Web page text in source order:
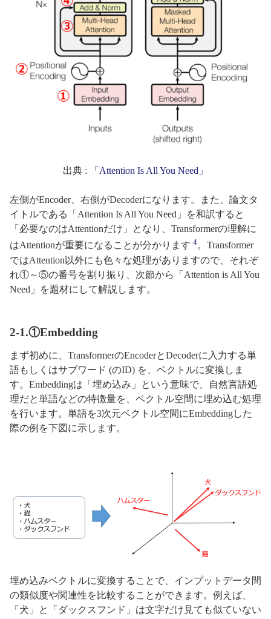
出典 : 「Attention Is All You Need」
左側がEncoder、右側がDecoderになります。また、論文タ
イトルである「Attention Is All You Need」を和訳すると
「必要なのはAttentionだけ」となり、Transformerの理解に
はAttentionが重要になることが分かります 4。Transformer
ではAttention以外にも色々な処理がありますので、それぞ
れ①～⑤の番号を割り振り、次節から「Attention is All You
Need」を題材にして解説します。
2-1.①Embedding
まず初めに、TransformerのEncoderとDecoderに入力する単
語もしくはサブワード (のID) を、ベクトルに変換しま
す。Embeddingは「埋め込み」という意味で、自然言語処
理だと単語などの特徴量を、ベクトル空間に埋め込む処理
を行います。単語を3次元ベクトル空間にEmbeddingした
際の例を下図に示します。
埋め込みベクトルに変換することで、インプットデータ間
の類似度や関連性を比較することができます。例えば、
「犬」と「ダックスフンド」は文字だけ見ても似ていない